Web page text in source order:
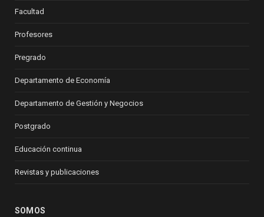
Facultad
Profesores
Pregrado
Departamento de Economía
Departamento de Gestión y Negocios
Postgrado
Educación continua
Revistas y publicaciones
SOMOS